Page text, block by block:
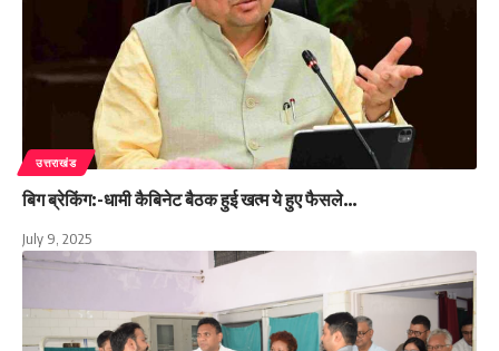
उत्तराखंड
बिग ब्रेकिंग:-धामी कैबिनेट बैठक हुई खत्म ये हुए फैसले…
July 9, 2025